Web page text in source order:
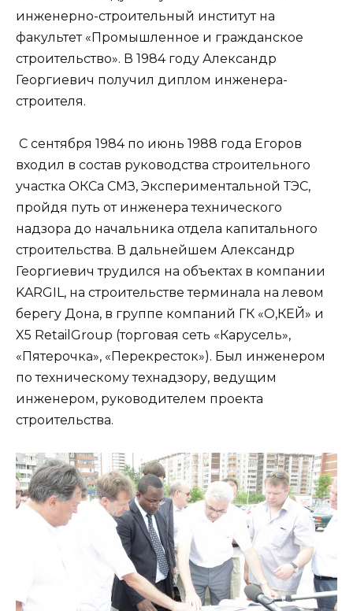
инженерно-строительный институт на
факультет «Промышленное и гражданское
строительство». В 1984 году Александр
Георгиевич получил диплом инженера-
строителя.
С сентября 1984 по июнь 1988 года Егоров
входил в состав руководства строительного
участка ОКСа СМЗ, Экспериментальной ТЭС,
пройдя путь от инженера технического
надзора до начальника отдела капитального
строительства. В дальнейшем Александр
Георгиевич трудился на объектах в компании
KARGIL, на строительстве терминала на левом
берегу Дона, в группе компаний ГК «О,КЕЙ» и
X5 RetailGroup (торговая сеть «Карусель»,
«Пятерочка», «Перекресток»). Был инженером
по техническому технадзору, ведущим
инженером, руководителем проекта
строительства.